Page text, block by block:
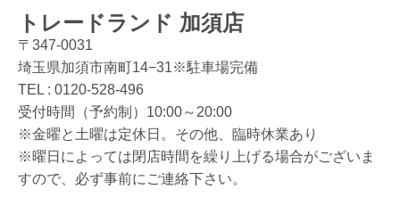
トレードランド 加須店
〒347-0031
埼玉県加須市南町14−31※駐車場完備
TEL : 0120-528-496
受付時間（予約制）10:00～20:00
※金曜と土曜は定休日。その他、臨時休業あり
※曜日によっては閉店時間を繰り上げる場合がございま
すので、必ず事前にご連絡下さい。